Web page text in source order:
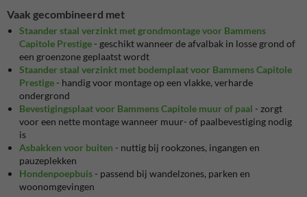
Vaak gecombineerd met
Staander staal verzinkt met grondmontage voor Bammens
Capitole Prestige- geschikt wanneer de afvalbak in losse grond of
een groenzone geplaatst wordt
Staander staal verzinkt met bodemplaat voor Bammens Capitole
Prestige- handig voor montage op een vlakke, verharde
ondergrond
Bevestigingsplaat voor Bammens Capitole muur of paal - zorgt
voor een nette montage wanneer muur- of paalbevestiging nodig
is
Asbakken voor buiten - nuttig bij rookzones, ingangen en
pauzeplekken
Hondenpoepbuis- passend bij wandelzones, parken en
woonomgevingen